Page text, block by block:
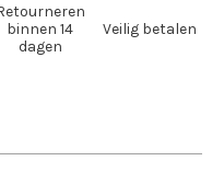
binnen 14
dagen
Veilig betalen